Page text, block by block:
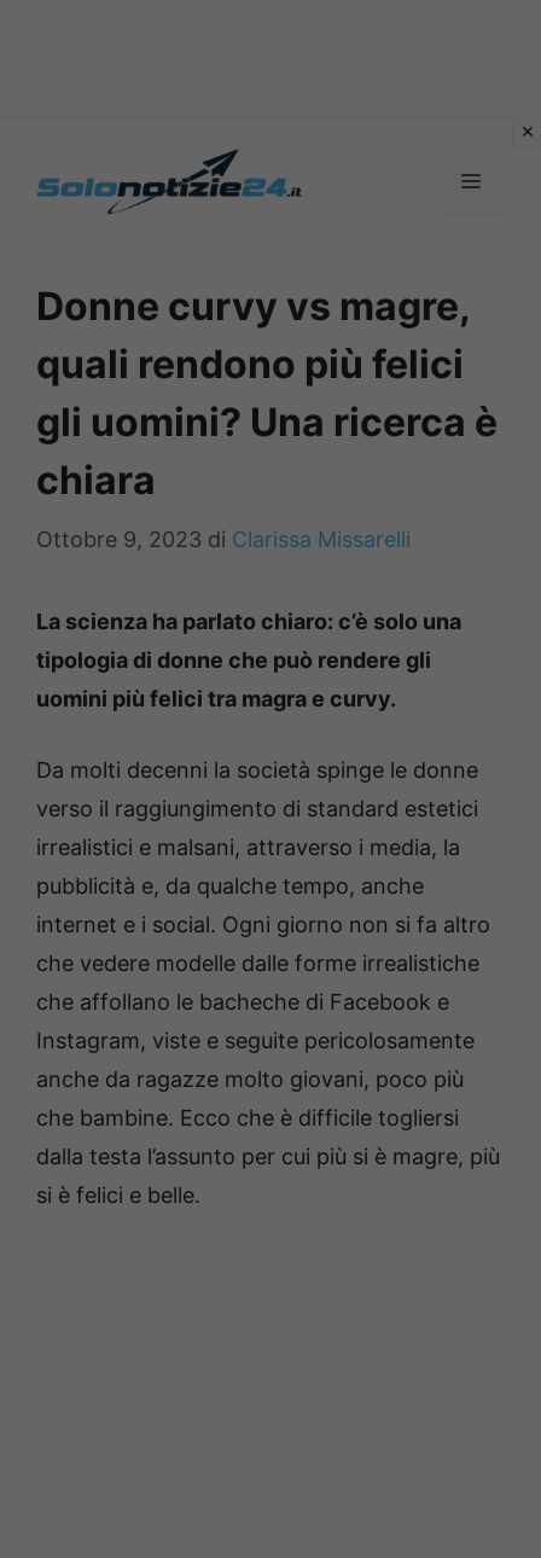
MENU
Donne curvy vs magre,
quali rendono più felici
gli uomini? Una ricerca è
chiara
Ottobre 9, 2023 di Clarissa Missarelli
La scienza ha parlato chiaro: c’è solo una
tipologia di donne che può rendere gli
uomini più felici tra magra e curvy.
Da molti decenni la società spinge le donne
verso il raggiungimento di standard estetici
irrealistici e malsani, attraverso i media, la
pubblicità e, da qualche tempo, anche
internet e i social. Ogni giorno non si fa altro
che vedere modelle dalle forme irrealistiche
che affollano le bacheche di Facebook e
Instagram, viste e seguite pericolosamente
anche da ragazze molto giovani, poco più
che bambine. Ecco che è difficile togliersi
dalla testa l’assunto per cui più si è magre, più
si è felici e belle.